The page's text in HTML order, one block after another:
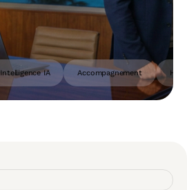
Intelligence IA Accompagnement